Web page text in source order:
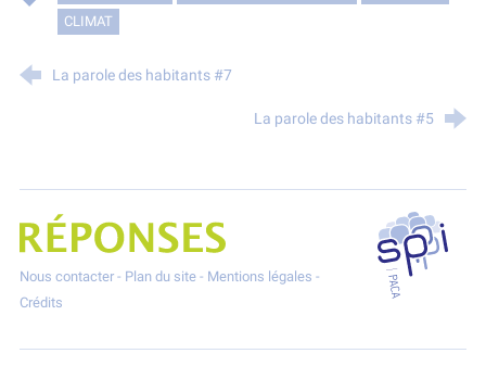
CLIMAT
La parole des habitants #7
La parole des habitants #5
Projet Réponses - Réduire les POllutioNs en Santé Environnement
Nous contacter- Plan du site- Mentions légales -
Crédits
SPPPI